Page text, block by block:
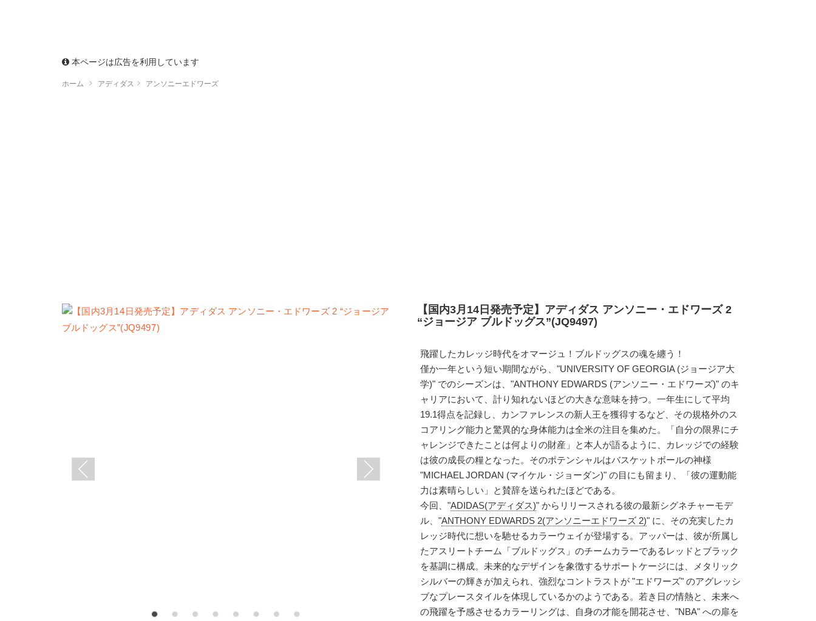
本ページは広告を利用しています
ホーム アディダス アンソニーエドワーズ
【国内3月14日発売予定】アディダス アンソニー・エドワーズ 2
“ジョージア ブルドッグス”(JQ9497)
飛躍したカレッジ時代をオマージュ！ブルドッグスの魂を纏う！
僅か一年という短い期間ながら、"UNIVERSITY OF GEORGIA (ジョージア大
学)" でのシーズンは、"ANTHONY EDWARDS (アンソニー・エドワーズ)" のキ
ャリアにおいて、計り知れないほどの大きな意味を持つ。一年生にして平均
19.1得点を記録し、カンファレンスの新人王を獲得するなど、その規格外のス
コアリング能力と驚異的な身体能力は全米の注目を集めた。「自分の限界にチ
ャレンジできたことは何よりの財産」と本人が語るように、カレッジでの経験
は彼の成長の糧となった。そのポテンシャルはバスケットボールの神様
"MICHAEL JORDAN (マイケル・ジョーダン)" の目にも留まり、「彼の運動能
力は素晴らしい」と賛辞を送られたほどである。
今回、"ADIDAS(アディダス)" からリリースされる彼の最新シグネチャーモデ
ル、"ANTHONY EDWARDS 2(アンソニーエドワーズ 2)" に、その充実したカ
レッジ時代に想いを馳せるカラーウェイが登場する。アッパーは、彼が所属し
たアスリートチーム「ブルドッグス」のチームカラーであるレッドとブラック
を基調に構成。未来的なデザインを象徴するサポートケージには、メタリック
シルバーの輝きが加えられ、強烈なコントラストが "エドワーズ" のアグレッシ
ブなプレースタイルを体現しているかのようである。若き日の情熱と、未来へ
の飛躍を予感させるカラーリングは、自身の才能を開花させ、"NBA" への扉を